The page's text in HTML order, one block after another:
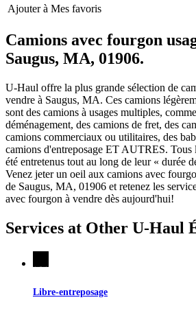
Ajouter à Mes favoris
Camions avec fourgon
Saugus, MA, 01906.
U-Haul offre la plus grande sélection de
vendre à Saugus, MA. Ces camions
sont des camions à usages multiples,
déménagement, des camions de fret, des
camions commerciaux ou utilitaires, des
camions d'entreposage ET AUTRES. Tous
été entretenus tout au long de leur « durée
Venez jeter un oeil aux camions avec
de Saugus, MA, 01906 et retenez les
avec fourgon à vendre dès aujourd'hui!
Services at Other U-Haul
Libre-entreposage